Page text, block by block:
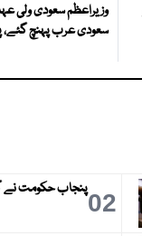
وزیراعظم سعودی ولی
سعودی عرب پہنچ گئے،
02پنجاب حکومت نے